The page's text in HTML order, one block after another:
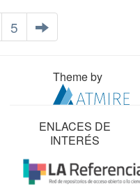
5
Theme by
ENLACES DE
INTERÉS